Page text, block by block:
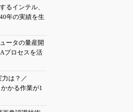
るインテル、
年の実績を生
ータの量産開
プロセスを活
力は？／
かかる作業が1